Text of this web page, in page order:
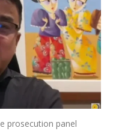
prosecution panel